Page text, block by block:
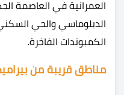
العمرانية في العاصمة
الدبلوماسي والحي
الكمبوندات الفاخرة.
مناطق قريبة من